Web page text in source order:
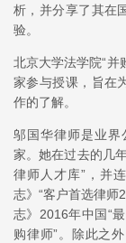
析，并分享了其在
验。
北京大学法学院“并
家参与授课，旨在
作的了解。
邬国华律师是业界
家。她在过去的几
律师人才库”，并
志》“客户首选律师
志》2016年中国“
购律师”。除此之